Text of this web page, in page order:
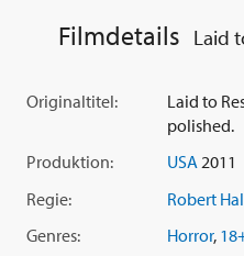
Geburt eines neuen
Serienkiller, der sein Gesicht
ChromeSkull' (2011) ist die
'Laid to Rest'. Mehr
seinen Vorgänger in jeglicher
Effektmeister
Robert Hall
handgemachten
Filmdetails Laid
Originaltitel:
Laid to
polished.
Produktion:
USA2011
Regie:
Robert
Genres:
Horror,